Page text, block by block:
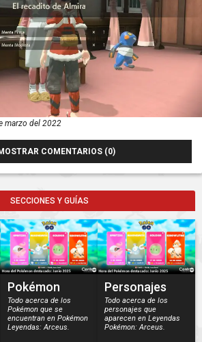
marzo del 2022
COMENTARIOS (0)
SECCIONES Y GUÍAS
Pokémon
Todo acerca de los
Pokémon que se
encuentran en Pokémon
Leyendas: Arceus.
Personajes
Todo acerca de los
personajes que
aparecen en Leyendas
Pokémon: Arceus.